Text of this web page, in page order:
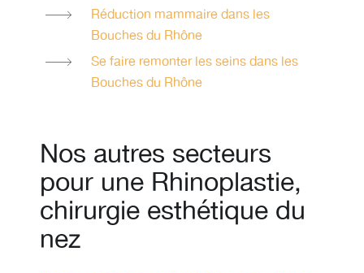
Réduction mammaire dans les
Bouches du Rhône
Se faire remonter les seins dans les
Bouches du Rhône
Nos autres secteurs
pour une Rhinoplastie,
chirurgie esthétique du
nez